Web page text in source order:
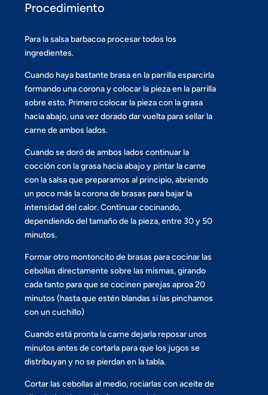
Procedimiento
Para la salsa barbacoa procesar todos los
ingredientes.
Cuando haya bastante brasa en la parrilla esparcirla
formando una corona y colocar la pieza en la parrilla
sobre esto. Primero colocar la pieza con la grasa
hacia abajo, una vez dorado dar vuelta para sellar la
carne de ambos lados.
Cuando se doró de ambos lados continuar la
cocción con la grasa hacia abajo y pintar la carne
con la salsa que preparamos al principio, abriendo
un poco más la corona de brasas para bajar la
intensidad del calor. Continuar cocinando,
dependiendo del tamaño de la pieza, entre 30 y 50
minutos.
Formar otro montoncito de brasas para cocinar las
cebollas directamente sobre las mismas, girando
cada tanto para que se cocinen parejas aproa 20
minutos (hasta que estén blandas si las pinchamos
con un cuchillo)
Cuando está pronta la carne dejarla reposar unos
minutos antes de cortarla para que los jugos se
distribuyan y no se pierdan en la tabla.
Cortar las cebollas al medio, rociarlas con aceite de